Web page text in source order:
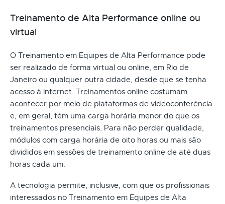
Treinamento de Alta Performance online ou
virtual
O Treinamento em Equipes de Alta Performance pode
ser realizado de forma virtual ou online, em Rio de
Janeiro ou qualquer outra cidade, desde que se tenha
acesso à internet. Treinamentos online costumam
acontecer por meio de plataformas de videoconferência
e, em geral, têm uma carga horária menor do que os
treinamentos presenciais. Para não perder qualidade,
módulos com carga horária de oito horas ou mais são
divididos em sessões de treinamento online de até duas
horas cada um.
A tecnologia permite, inclusive, com que os profissionais
interessados no Treinamento em Equipes de Alta